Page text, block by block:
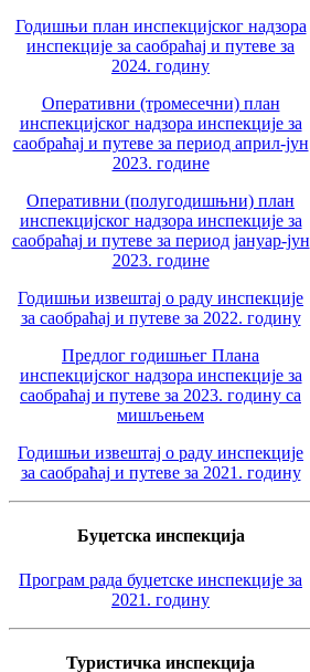
Годишњи план инспекцијског надзора
инспекције за саобраћај и путеве за
2024. годину
Оперативни (тромесечни) план
инспекцијског надзора инспекције за
саобраћај и путеве за период април-јун
2023. године
Оперативни (полугодишњни) план
инспекцијског надзора инспекције за
саобраћај и путеве за период јануар-јун
2023. године
Годишњи извештај о раду инспекције
за саобраћај и путеве за 2022. годину
Предлог годишњег Плана
инспекцијског надзора инспекције за
саобраћај и путеве за 2023. годину са
мишљењем
Годишњи извештај о раду инспекције
за саобраћај и путеве за 2021. годину
Буџетска инспекција
Програм рада буџетске инспекције за
2021. годину
Туристичка инспекција